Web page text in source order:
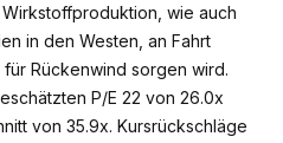
wie auch
in den Westen, an Fahrt
Rückenwind sorgen wird.
P/E 22 von 26.0x
von 35.9x. Kursrückschläge